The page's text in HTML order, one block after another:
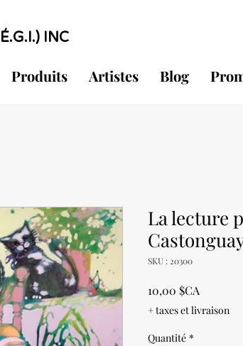
INC
Produits Artistes Blog
La lecture
SKU : 20300
10,00 $CA
+ taxes et livraison
Quantité *